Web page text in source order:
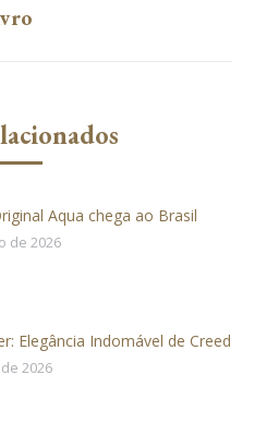
Aqua chega ao Brasil
de 2026
Elegância Indomável de Creed
2026